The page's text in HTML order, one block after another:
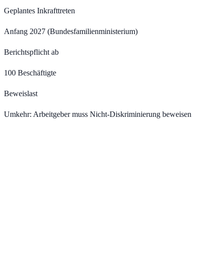
Geplantes Inkrafttreten
Anfang 2027 (Bundesfamilienministerium)
Berichtspflicht ab
100 Beschäftigte
Beweislast
Umkehr: Arbeitgeber muss Nicht-Diskriminierung beweisen